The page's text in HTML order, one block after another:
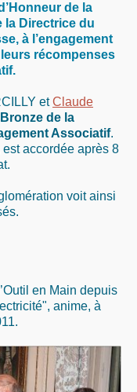
de la
la Directrice du
à l’engagement
récompenses
etClaude
de la
Associatif.
accordée après 8
voit ainsi
en Main depuis
anime, à